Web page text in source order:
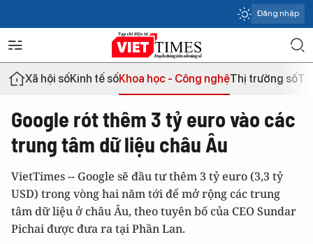
Đăng nhập
Xã hội sốKinh tế sốKhoa học - Công nghệThị trường số
Google rót thêm 3 tỷ euro vào các
trung tâm dữ liệu châu Âu
VietTimes -- Google sẽ đầu tư thêm 3 tỷ euro (3,3 tỷ
USD) trong vòng hai năm tới để mở rộng các trung
tâm dữ liệu ở châu Âu, theo tuyên bố của CEO Sundar
Pichai được đưa ra tại Phần Lan.